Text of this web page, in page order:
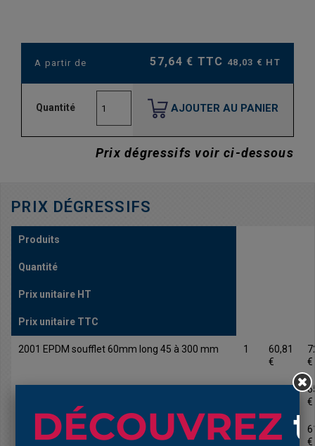
A partir de 57,64 € TTC 48,03 € HT
Quantité AJOUTER AU PANIER
Prix dégressifs voir ci-dessous
PRIX DÉGRESSIFS
Produits
Quantité
Prix unitaire HT
Prix unitaire TTC
2001 EPDM soufflet 60mm long 45 à 300 mm 1
60,81
€
€
54,53
€
2001 EPDM soufflet 60mm long 45 à 300 mm 25
51,28
€
€